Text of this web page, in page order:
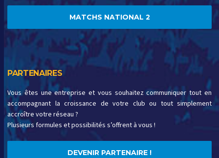
MATCHS NATIONAL 2
PARTENAIRES
Vous êtes une entreprise et vous souhaitez communiquer tout en
accompagnant la croissance de votre club ou tout simplement
accroître votre réseau ?
Plusieurs formules et possibilités s’offrent à vous !
DEVENIR PARTENAIRE !